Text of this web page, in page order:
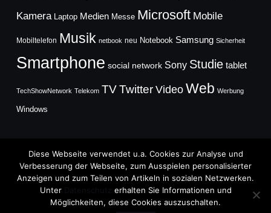
Kamera Laptop Medien Messe Microsoft Mobile
Mobiltelefon Musik netbook neu Notebook Samsung Sicherheit
Smartphone social network Sony Studie tablet
TechShowNetwork Telekom TVTwitter Video Web Werbung
Windows
Copyright © 2026
TechFieber Blog
Diese Webseite verwendet u.a. Cookies zur Analyse und
Verbesserung der Webseite, zum Ausspielen personalisierter
Anzeigen und zum Teilen von Artikeln in sozialen Netzwerken.
Unter
erhalten Sie Informationen und
Möglichkeiten, diese Cookies auszuschalten.